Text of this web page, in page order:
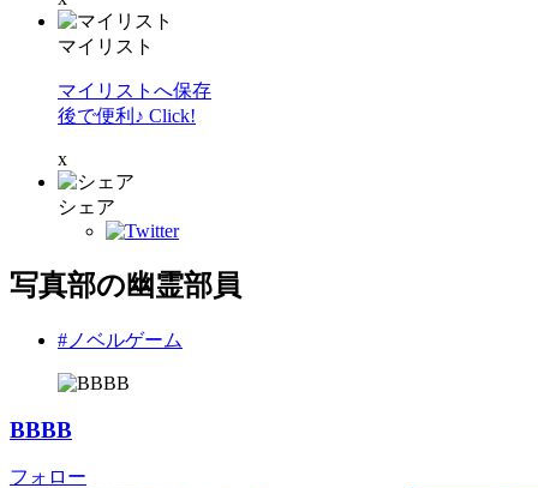
マイリスト
マイリストへ保存
後で便利♪ Click!
x
シェア
写真部の幽霊部員
#ノベルゲーム
BBBB
フォロー